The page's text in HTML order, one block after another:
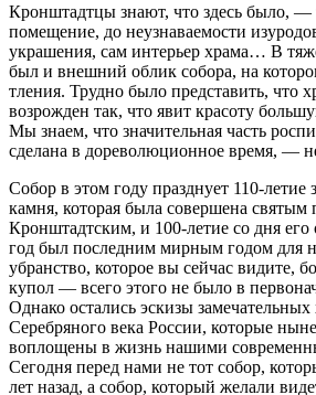
Кронштадтцы знают, что здесь было, —
помещение, до неузнаваемости
украшения, сам интерьер храма… В
был и внешний облик собора, на
тления. Трудно было представить, что
возрожден так, что явит красоту
Мы знаем, что значительная часть
сделана в дореволюционное время, —
Собор в этом году празднует 110-летие
камня, которая была совершена
Кронштадтским, и 100-летие со дня
год был последним мирным годом для
убранство, которое вы сейчас видите,
купол — всего этого не было в
Однако остались эскизы
Серебряного века России, которые
воплощены в жизнь нашими
Сегодня перед нами не тот собор,
лет назад, а собор, который желали